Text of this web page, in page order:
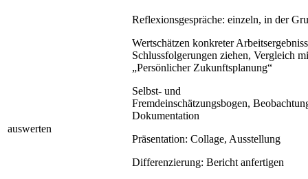
auswerten
Reflexionsgespräche: einzeln, in der
Wertschätzen konkreter
Schlussfolgerungen ziehen, Vergleich
„Persönlicher Zukunftsplanung“
Selbst- und
Fremdeinschätzungsbogen,
Dokumentation
Präsentation: Collage, Ausstellung
Differenzierung: Bericht anfertigen